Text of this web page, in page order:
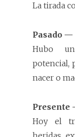
La tirada
Pasado
Hubo
potencial,
nacer o
Presente
Hoy el